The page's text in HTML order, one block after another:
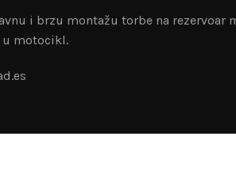
i brzu montažu torbe na
u motocikl.